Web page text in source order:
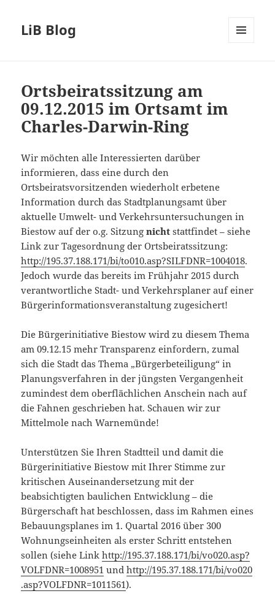
LiB Blog
Ortsbeiratssitzung am
09.12.2015 im Ortsamt im
Charles-Darwin-Ring
Wir möchten alle Interessierten darüber
informieren, dass eine durch den
Ortsbeiratsvorsitzenden wiederholt erbetene
Information durch das Stadtplanungsamt über
aktuelle Umwelt- und Verkehrsuntersuchungen in
Biestow auf der o.g. Sitzungnicht stattfindet – siehe
Link zur Tagesordnung der Ortsbeiratssitzung:
http://195.37.188.171/bi/to010.asp?SILFDNR=1004018.
Jedoch wurde das bereits im Frühjahr 2015 durch
verantwortliche Stadt- und Verkehrsplaner auf einer
Bürgerinformationsveranstaltung zugesichert!
Die Bürgerinitiative Biestow wird zu diesem Thema
am 09.12.15 mehr Transparenz einfordern, zumal
sich die Stadt das Thema „Bürgerbeteiligung“ in
Planungsverfahren in der jüngsten Vergangenheit
zumindest dem oberflächlichen Anschein nach auf
die Fahnen geschrieben hat. Schauen wir zur
Mittelmole nach Warnemünde!
Unterstützen Sie Ihren Stadtteil und damit die
Bürgerinitiative Biestow mit Ihrer Stimme zur
kritischen Auseinandersetzung mit der
beabsichtigten baulichen Entwicklung – die
Bürgerschaft hat beschlossen, dass im Rahmen eines
Bebauungsplanes im 1. Quartal 2016 über 300
Wohnungseinheiten als erster Schritt entstehen
sollen (siehe Linkhttp://195.37.188.171/bi/vo020.asp?
VOLFDNR=1008951 undhttp://195.37.188.171/bi/vo020
.asp?VOLFDNR=1011561).